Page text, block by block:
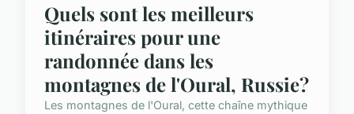
Quels sont les meilleurs
itinéraires pour une
randonnée dans les
montagnes de l'Oural, Russie?
Les montagnes de l'Oural, cette chaîne mythique